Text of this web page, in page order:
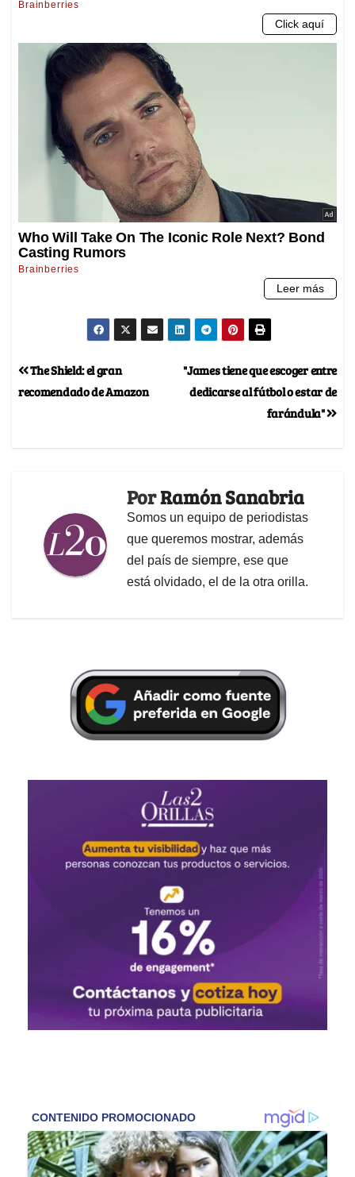
"James tiene que escoger entre
dedicarse al fútbol o estar de
farándula"
The Shield: el gran
recomendado de Amazon
PorRamón Sanabria
Somos un equipo de periodistas
que queremos mostrar, además
del país de siempre, ese que
está olvidado, el de la otra orilla.